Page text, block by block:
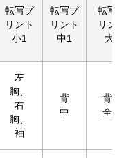
転写プ
リント
小1
転写プ
リント
中1
転写プ
リント
大1
左
胸、
右
胸、
袖
背
中
背中
全面